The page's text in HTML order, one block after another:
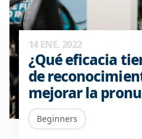
14 ENE. 2022
¿Qué eficacia
de
mejorar la
Beginners